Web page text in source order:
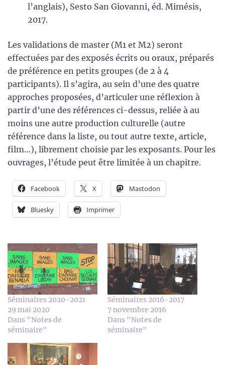
l’anglais), Sesto San Giovanni, éd. Mimésis,
2017.
Les validations de master (M1 et M2) seront
effectuées par des exposés écrits ou oraux, préparés
de préférence en petits groupes (de 2 à 4
participants). Il s’agira, au sein d’une des quatre
approches proposées, d’articuler une réflexion à
partir d’une des références ci-dessus, reliée à au
moins une autre production culturelle (autre
référence dans la liste, ou tout autre texte, article,
film…), librement choisie par les exposants. Pour les
ouvrages, l’étude peut être limitée à un chapitre.
Facebook X Mastodon
Bluesky Imprimer
Séminaires 2020-2021
29 mai 2020
Dans "Notes de
séminaire"
Séminaires 2016-2017
7 novembre 2016
Dans "Notes de
séminaire"